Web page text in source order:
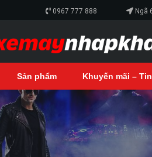
Ngã
0967 777 888
Sản phẩm Khuyến mãi –